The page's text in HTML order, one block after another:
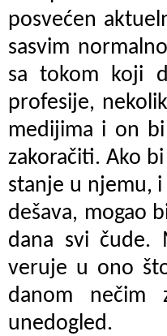
posvećen
sasvim
sa tokom koji
profesije,
medijima i on
zakoračiti. Ako
stanje u njemu, i
dešava, mogao
dana svi čude.
veruje u ono
danom nečim
unedogled.